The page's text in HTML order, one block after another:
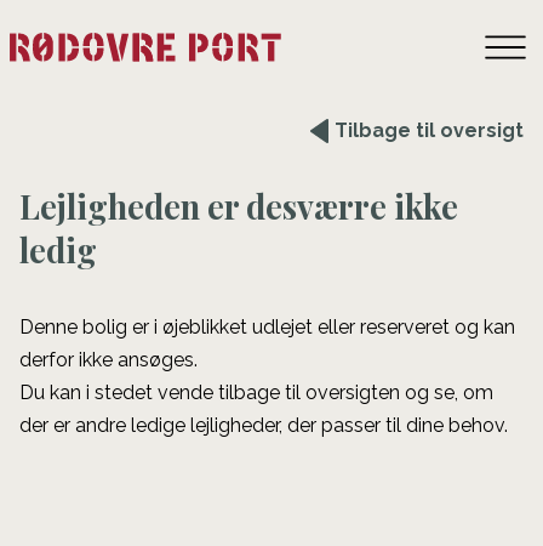
Tilbage til oversigt
Lejligheden er desværre ikke
ledig
Denne bolig er i øjeblikket udlejet eller reserveret og kan
derfor ikke ansøges.
Du kan i stedet vende tilbage til oversigten og se, om
der er andre ledige lejligheder, der passer til dine behov.